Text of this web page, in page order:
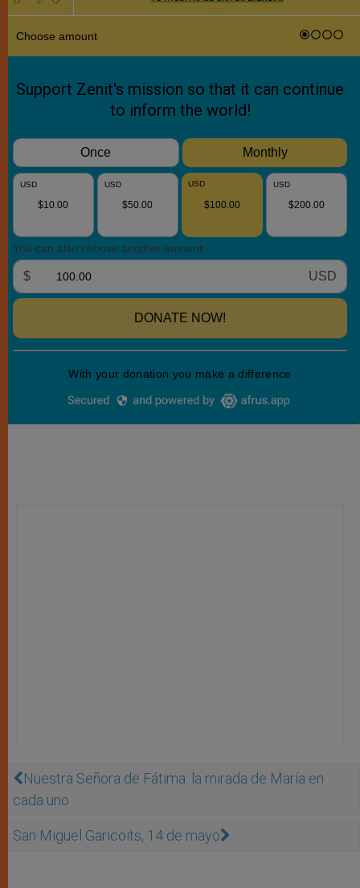
Nuestra Señora de Fátima: la mirada de María en
cada uno
San Miguel Garicoïts, 14 de mayo